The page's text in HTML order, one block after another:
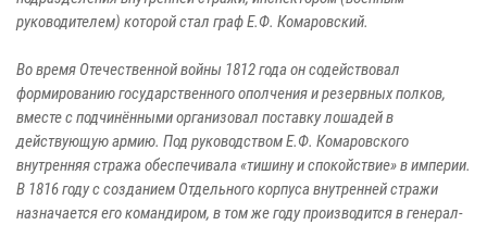
руководителем) которой стал граф Е.Ф. Комаровский.
Во время Отечественной войны 1812 года он содействовал
формированию государственного ополчения и резервных полков,
вместе с подчинёнными организовал поставку лошадей в
действующую армию. Под руководством Е.Ф. Комаровского
внутренняя стража обеспечивала «тишину и спокойствие» в империи.
В 1816 году с созданием Отдельного корпуса внутренней стражи
назначается его командиром, в том же году производится в генерал-